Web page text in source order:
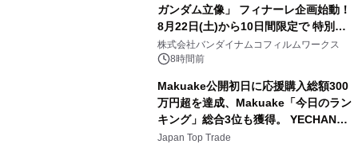
ガンダム立像」 フィナーレ企画始動！
8月22日(土)から10日間限定で 特別映
像『UNICORN GUNDAM Statue ―
BEYOND POSSIBILITY ―』を上映！
株式会社バンダイナムコフィルムワークス
8時間前
Makuake公開初日に応援購入総額300
万円超を達成、Makuake「今日のラン
キング」総合3位も獲得。 YECHAN音
浴シンギングボウル第2弾の大型サイ
Japan Top Trade